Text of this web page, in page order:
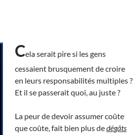
Cela serait pire si les gens
cessaient brusquement de croire
en leurs responsabilités multiples ?
Et il se passerait quoi, au juste ?
La peur de devoir assumer coûte
que coûte, fait bien plus dedégâts